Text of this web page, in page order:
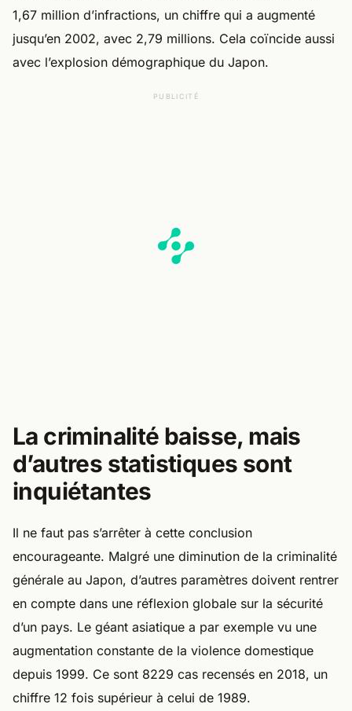
1,67 million d’infractions, un chiffre qui a augmenté
jusqu’en 2002, avec 2,79 millions. Cela coïncide aussi
avec l’explosion démographique du Japon.
PUBLICITÉ
La criminalité baisse, mais
d’autres statistiques sont
inquiétantes
Il ne faut pas s’arrêter à cette conclusion
encourageante. Malgré une diminution de la criminalité
générale au Japon, d’autres paramètres doivent rentrer
en compte dans une réflexion globale sur la sécurité
d’un pays. Le géant asiatique a par exemple vu une
augmentation constante de la violence domestique
depuis 1999. Ce sont 8229 cas recensés en 2018, un
chiffre 12 fois supérieur à celui de 1989.